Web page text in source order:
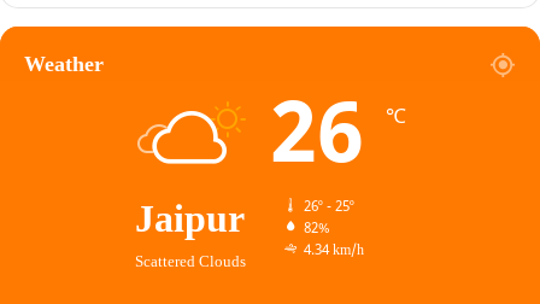
Weather
Jaipur
Scattered Clouds
26 ℃
26º - 25º
82%
4.34 km/h